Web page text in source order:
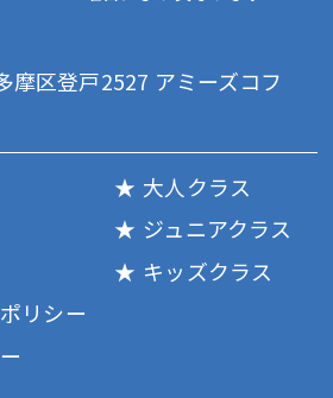
摩区登戸2527 アミーズコフ
大人クラス
ジュニアクラス
キッズクラス
リシー